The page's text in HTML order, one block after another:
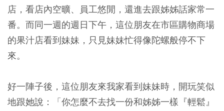
店，看店內空曠、員工悠閒，還進去跟姊姊話家常一
番。而同一週的週日下午，這位朋友在市區購物商場
的果汁店看到妹妹，只見妹妹忙得像陀螺般停不下
來。
好一陣子後，這位朋友來我家看到妹妹時，開玩笑似
地跟她說：「你怎麼不去找一份和姊姊一樣『輕鬆』